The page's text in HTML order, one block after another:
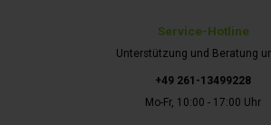
Service-Hotline
Unterstützung und Beratung
+49 261-13499228
Mo-Fr, 10:00 - 17:00 Uhr